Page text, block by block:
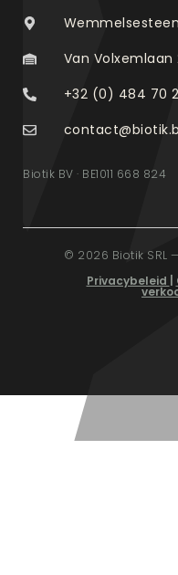
Van Volxemlaan
+32 (0) 484 70
Biotik BV · BE1011 668 824
© 2026 Biotik SRL
Privacybeleid